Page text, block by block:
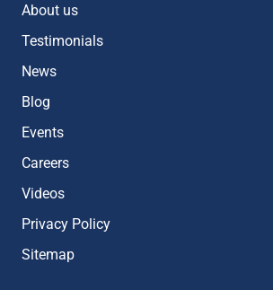
About us
Testimonials
News
Blog
Events
Careers
Videos
Privacy Policy
Sitemap